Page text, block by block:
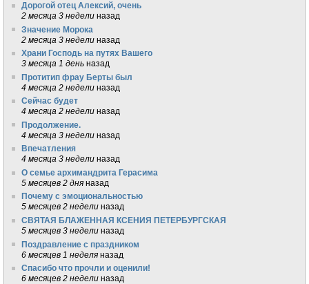
Дорогой отец Алексий, очень
2 месяца 3 недели назад
Значение Морока
2 месяца 3 недели назад
Храни Господь на путях Вашего
3 месяца 1 день назад
Протитип фрау Берты был
4 месяца 2 недели назад
Сейчас будет
4 месяца 2 недели назад
Продолжение.
4 месяца 3 недели назад
Впечатления
4 месяца 3 недели назад
О семье архимандрита Герасима
5 месяцев 2 дня назад
Почему с эмоциональностью
5 месяцев 2 недели назад
СВЯТАЯ БЛАЖЕННАЯ КСЕНИЯ ПЕТЕРБУРГСКАЯ
5 месяцев 3 недели назад
Поздравление с праздником
6 месяцев 1 неделя назад
Спасибо что прочли и оценили!
6 месяцев 2 недели назад